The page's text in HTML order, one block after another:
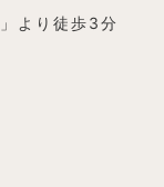
より徒歩3分